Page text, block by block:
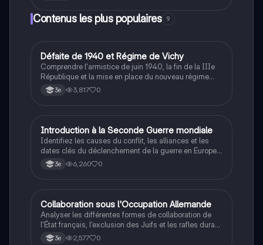
Contenus les plus populaires 9
DHistoire
Défaite de 1940 et Régime de Vichy
Comprendre l'armistice de juin 1940, la fin de la IIIe
République et la mise en place du nouveau régime
autoritaire de Philippe Pétain.
3e 3,817 0
IHistoire
Introduction à la Seconde Guerre mondiale
Identifiez les causes du conflit, les alliances et les
dates clés du déclenchement de la guerre en Europe
et dans le Pacifique.
3e 6,260 0
CHistoire
Collaboration sous l'Occupation Allemande
Analyser les différentes formes de collaboration de
l'État français, l'exclusion des Juifs et les rafles durant
la Seconde Guerre mondiale.
3e 2,577 0